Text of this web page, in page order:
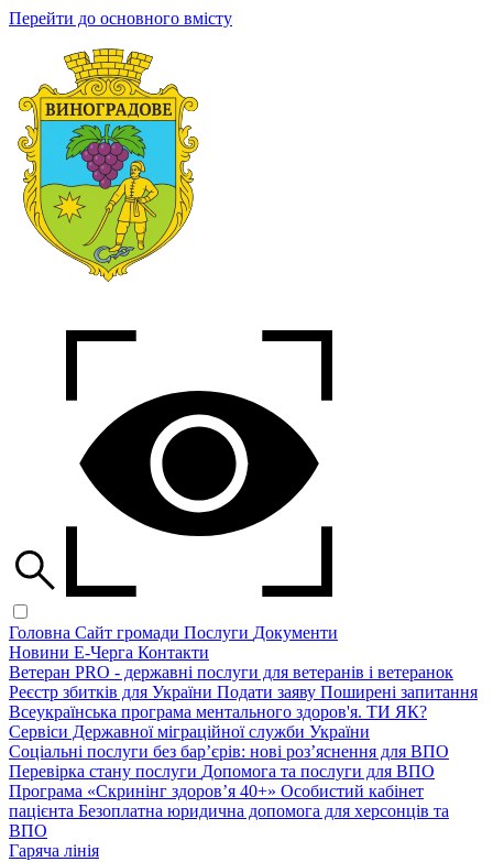
Перейти до основного вмісту
Головна Сайт громади Послуги Документи
Новини Е-Черга Контакти
Ветеран PRO - державні послуги для ветеранів і ветеранок
Реєстр збитків для України Подати заяву Поширені запитання
Всеукраїнська програма ментального здоров'я. ТИ ЯК?
Сервіси Державної міграційної служби України
Соціальні послуги без бар’єрів: нові роз’яснення для ВПО
Перевірка стану послуги Допомога та послуги для ВПО
Програма «Скринінг здоров’я 40+» Особистий кабінет
пацієнта Безоплатна юридична допомога для херсонців та
ВПО
Гаряча лінія